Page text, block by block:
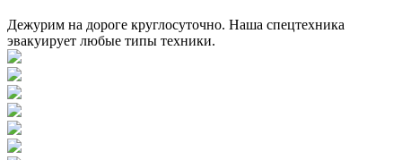
Дежурим на дороге круглосуточно. Наша спецтехника
эвакуирует любые типы техники.